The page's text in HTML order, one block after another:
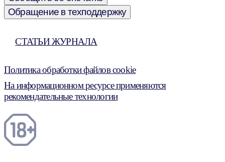
Обращение в техподдержку
СТАТЬИ ЖУРНАЛА
Политика обработки файлов cookie
На информационном ресурсе применяются
рекомендательные технологии